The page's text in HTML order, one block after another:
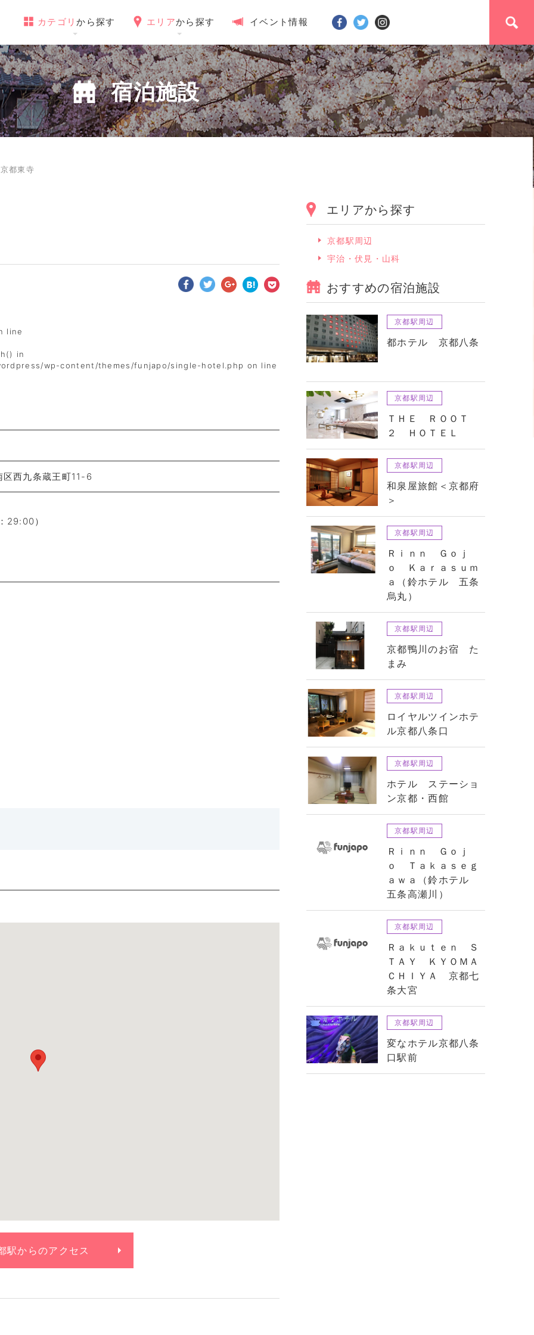
カテゴリから探す エリアから探す イベント情報
宿泊施設
都東寺
line
in
wp-content/themes/funjapo/single-hotel.php on line
西九条蔵王町11-6
29:00）
駅からのアクセス
エリアから探す
京都駅周辺
宇治・伏見・山科
おすすめの宿泊施設
京都駅周辺
都ホテル 京都八条
京都駅周辺
ＴＨＥ ＲＯＯＴ
２ ＨＯＴＥＬ
京都駅周辺
和泉屋旅館＜京都府
＞
京都駅周辺
Ｒｉｎｎ Ｇｏｊ
ｏ Ｋａｒａｓｕｍ
ａ（鈴ホテル 五条
烏丸）
京都駅周辺
京都鴨川のお宿 た
まみ
京都駅周辺
ロイヤルツインホテ
ル京都八条口
京都駅周辺
ホテル ステーショ
ン京都・西館
京都駅周辺
Ｒｉｎｎ Ｇｏｊ
ｏ Ｔａｋａｓｅｇ
ａｗａ（鈴ホテル
五条高瀬川）
京都駅周辺
Ｒａｋｕｔｅｎ Ｓ
ＴＡＹ ＫＹＯＭＡ
ＣＨＩＹＡ 京都七
条大宮
京都駅周辺
変なホテル京都八条
口駅前